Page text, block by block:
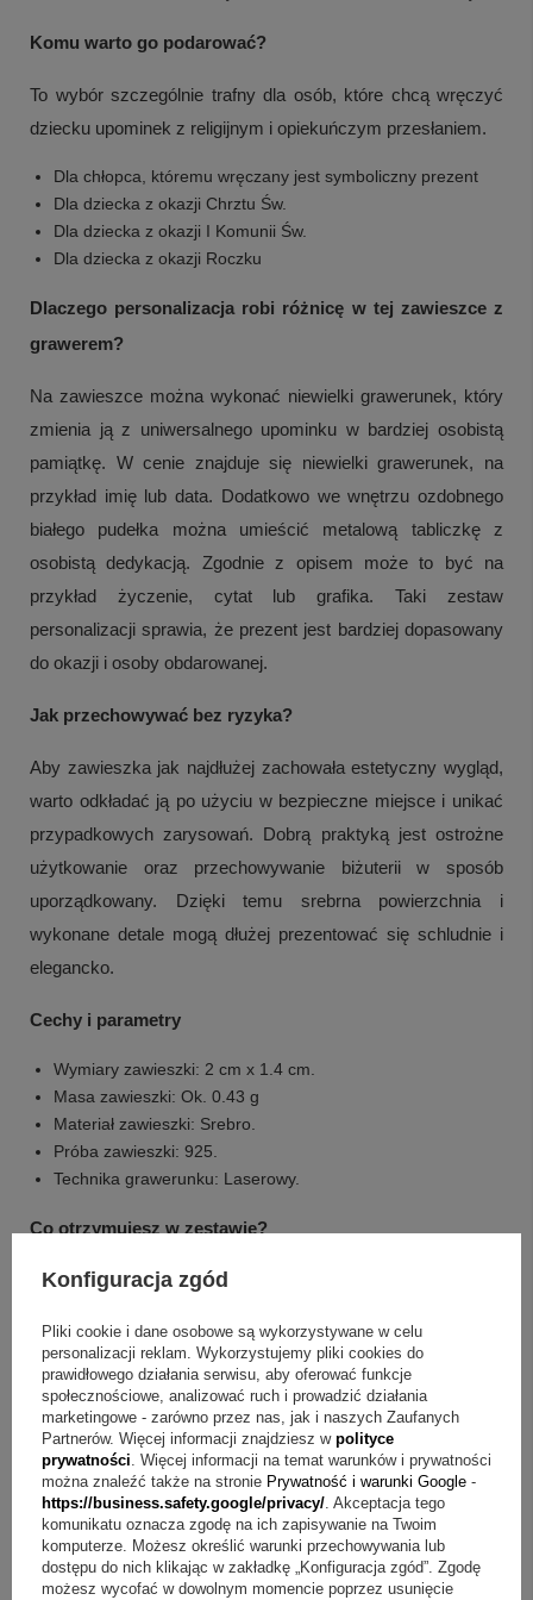
+3
Komu warto go podarować?
To wybór szczególnie trafny dla osób, które chcą wręczyć
dziecku upominek z religijnym i opiekuńczym przesłaniem.
Dla chłopca, któremu wręczany jest symboliczny prezent
Dla dziecka z okazji Chrztu Św.
Dla dziecka z okazji I Komunii Św.
Dla dziecka z okazji Roczku
Dlaczego personalizacja robi różnicę w tej zawieszce z
grawerem?
Na zawieszce można wykonać niewielki grawerunek, który
zmienia ją z uniwersalnego upominku w bardziej osobistą
pamiątkę. W cenie znajduje się niewielki grawerunek, na
przykład imię lub data. Dodatkowo we wnętrzu ozdobnego
białego pudełka można umieścić metalową tabliczkę z
osobistą dedykacją. Zgodnie z opisem może to być na
przykład życzenie, cytat lub grafika. Taki zestaw
personalizacji sprawia, że prezent jest bardziej dopasowany
do okazji i osoby obdarowanej.
Jak przechowywać bez ryzyka?
Aby zawieszka jak najdłużej zachowała estetyczny wygląd,
warto odkładać ją po użyciu w bezpieczne miejsce i unikać
przypadkowych zarysowań. Dobrą praktyką jest ostrożne
użytkowanie oraz przechowywanie biżuterii w sposób
uporządkowany. Dzięki temu srebrna powierzchnia i
wykonane detale mogą dłużej prezentować się schludnie i
elegancko.
Cechy i parametry
Wymiary zawieszki: 2 cm x 1.4 cm.
Masa zawieszki: Ok. 0.43 g
Materiał zawieszki: Srebro.
Próba zawieszki: 925.
Technika grawerunku: Laserowy.
Co otrzymujesz w zestawie?
Srebrna zawieszka anioł.
Ozdobne białe pudełko.
Metalowa tabliczka z Państwa osobistą dedykacją.
O co pytają najczęściej?
Pytanie:Jaką symbolikę ma motyw anioła?Odpowiedź:
Motyw anioła przywołuje skojarzenie z Aniołem Stróżem,
dlatego kojarzy się z opiekuńczością, bezpieczeństwem,
dobrem i miłością.
Konfiguracja zgód
Pliki cookie i dane osobowe są wykorzystywane w celu
personalizacji reklam. Wykorzystujemy pliki cookies do
prawidłowego działania serwisu, aby oferować funkcje
społecznościowe, analizować ruch i prowadzić działania
marketingowe - zarówno przez nas, jak i naszych Zaufanych
Partnerów. Więcej informacji znajdziesz w polityce
prywatności . Więcej informacji na temat warunków i prywatności
można znaleźć także na stronie Prywatność i warunki Google -
https://business.safety.google/privacy/ . Akceptacja tego
komunikatu oznacza zgodę na ich zapisywanie na Twoim
komputerze. Możesz określić warunki przechowywania lub
dostępu do nich klikając w zakładkę „Konfiguracja zgód”. Zgodę
możesz wycofać w dowolnym momencie poprzez usunięcie